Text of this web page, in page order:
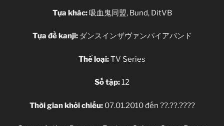
Tựa khác:吸血鬼同盟, Bund, DitVB
Tựa đề kanji:ダンスインザヴァンパイアバンド
Thể loại:TV Series
Số tập:12
Thời gian khởi chiếu:07.01.2010 đến ??.??.????